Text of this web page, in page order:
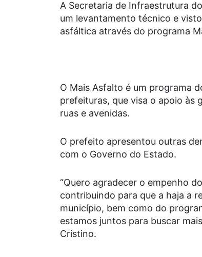
A Secretaria de Infraestrutura
um levantamento técnico e
asfáltica através do programa
O Mais Asfalto é um programa
prefeituras, que visa o apoio às
ruas e avenidas.
O prefeito apresentou outras
com o Governo do Estado.
“Quero agradecer o empenho
contribuindo para que a haja a
município, bem como do
estamos juntos para buscar
Cristino.